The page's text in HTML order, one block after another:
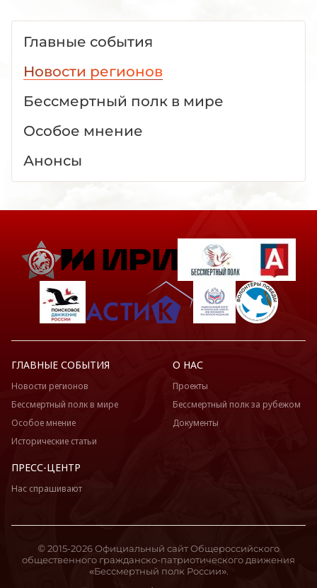
Главные события
Новости регионов
Бессмертный полк в мире
Особое мнение
Анонсы
ГЛАВНЫЕ СОБЫТИЯ
Новости регионов
Бессмертный полк в мире
Особое мнение
Исторические статьи
О НАС
Проекты
Бессмертный полк за рубежом
Документы
ПРЕСС-ЦЕНТР
Нас спрашивают
© 2015-2026 Официальный сайт Общероссийского
общественного гражданско-патриотического движения
«Бессмертный полк России».